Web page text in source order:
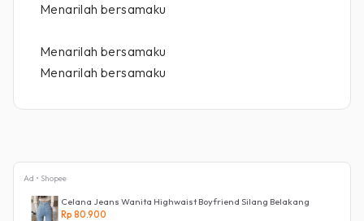
Menarilah bersamaku
Menarilah bersamaku
Menarilah bersamaku
Ad • Shopee
Celana Jeans Wanita Highwaist Boyfriend Silang Belakang
Rp 80.900